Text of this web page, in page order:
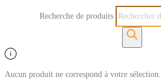
Recherche de produits
Aucun produit ne correspond à votre sélection.